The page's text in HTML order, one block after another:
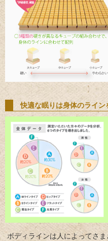
快適な眠りは身体のライン
ボディラインは人によってさ